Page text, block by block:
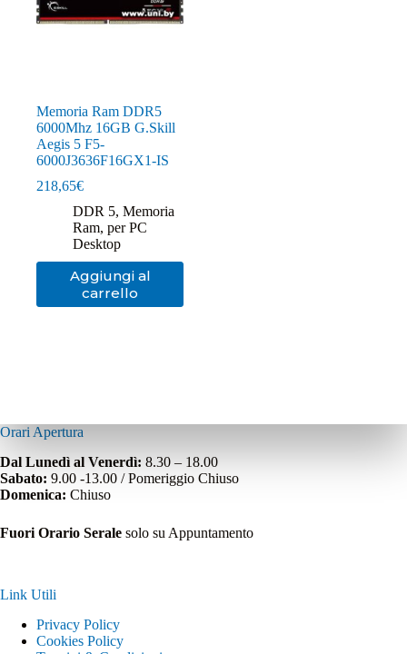
Memoria Ram DDR5
6000Mhz 16GB G.Skill
Aegis 5 F5-
6000J3636F16GX1-IS
218,65€
DDR 5, Memoria
Ram, per PC
Desktop
Aggiungi al
carrello
Orari Apertura
Dal Lunedì al Venerdì: 8.30 – 18.00
Sabato: 9.00 -13.00 / Pomeriggio Chiuso
Domenica: Chiuso
Fuori Orario Serale solo su Appuntamento
Link Utili
Privacy Policy
Cookies Policy